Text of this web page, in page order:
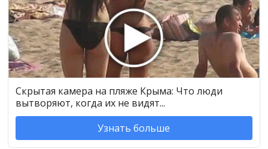
Скрытая камера на пляже Крыма: Что люди
вытворяют, когда их не видят...
Узнать больше